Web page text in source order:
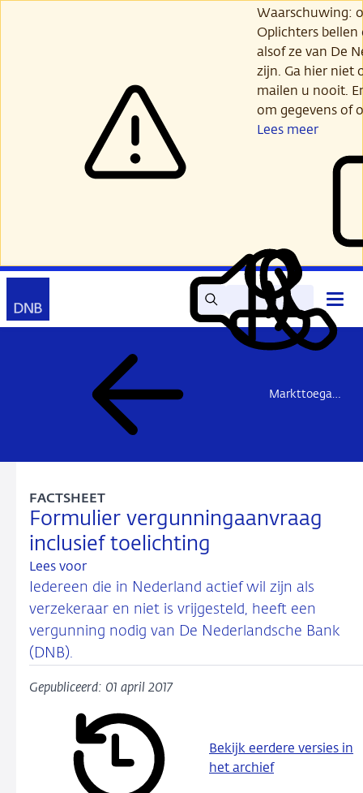
Waarschuwing:
Oplichters
alsof ze van De
zijn. Ga hier niet
mailen u nooit.
om gegevens of
Lees meer
Zoek Lees
voor
Mijn
DNB
Contact
Markttoegang verzekeraars
Formulier vergunningaanvraag
inclusief toelichting
FACTSHEET
Lees voor
Iedereen die in Nederland actief wil zijn als
verzekeraar en niet is vrijgesteld, heeft een
vergunning nodig van De Nederlandsche Bank
(DNB).
Gepubliceerd: 01 april 2017
Bekijk eerdere versies in
het archief